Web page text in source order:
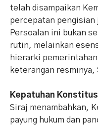
telah disampaikan
percepatan pengisian
Persoalan ini bukan
rutin, melainkan
hierarki
keterangan resminya,
Kepatuhan
Siraj menambahkan,
payung hukum dan